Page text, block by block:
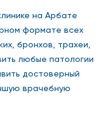
на Арбате
формате всех
бронхов, трахеи,
любые патологии
достоверный
врачебную